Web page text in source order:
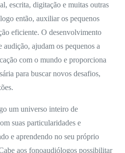
escrita, digitação e muitas outras
então, auxiliar os pequenos
eficiente. O desenvolvimento
ajudam os pequenos a
com o mundo e proporciona
para buscar novos desafios,
um universo inteiro de
suas particularidades e
e aprendendo no seu próprio
aos fonoaudiólogos possibilitar